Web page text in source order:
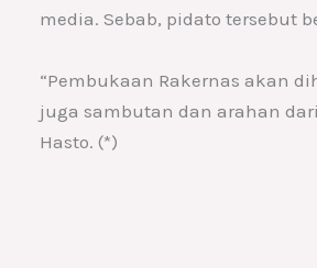
media. Sebab, pidato tersebut
“Pembukaan Rakernas akan
juga sambutan dan arahan
Hasto. (*)